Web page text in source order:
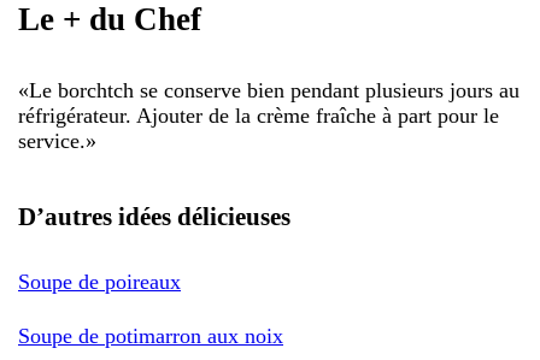
Le + du Chef
«Le borchtch se conserve bien pendant plusieurs jours au
réfrigérateur. Ajouter de la crème fraîche à part pour le
service.»
D’autres idées délicieuses
Soupe de poireaux
Soupe de potimarron aux noix